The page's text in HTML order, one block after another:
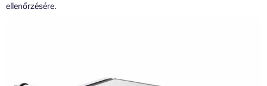
ellenőrzésére.